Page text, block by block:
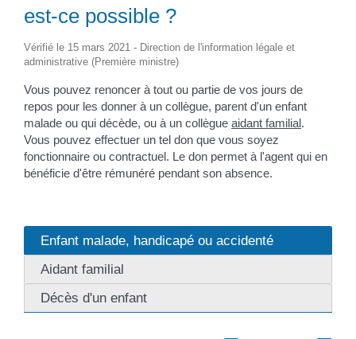
est-ce possible ?
Vérifié le 15 mars 2021 - Direction de l'information légale et
administrative (Première ministre)
Vous pouvez renoncer à tout ou partie de vos jours de
repos pour les donner à un collègue, parent d'un enfant
malade ou qui décède, ou à un collègue aidant familial.
Vous pouvez effectuer un tel don que vous soyez
fonctionnaire ou contractuel. Le don permet à l'agent qui en
bénéficie d'être rémunéré pendant son absence.
Enfant malade, handicapé ou accidenté
Aidant familial
Décès d'un enfant